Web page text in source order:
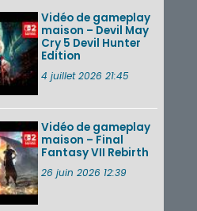
complet du Direct,
des séquences de
game...
Pokémon GO : les
Un Fire Emblem :
Fortune’s Weave
Direct d’environ 20
Vidéo de gameplay
maison – Devil May
Cry 5 Devil Hunter
Edition
4 juillet 2026 21:45
Vidéo de gameplay
maison – Final
Fantasy VII Rebirth
26 juin 2026 12:39